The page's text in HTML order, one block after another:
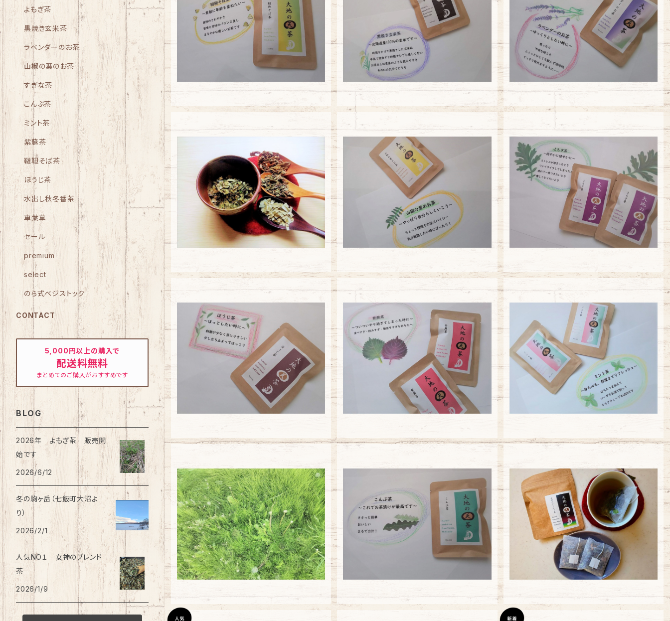
【大袋】韃靼そば茶
¥5,940
【大袋】黒焼き玄米茶
¥5,940
【大袋】ラベンダーのお茶
¥5,940
【大袋】車葉草
¥5,940
【大袋】山椒の葉のお茶
¥5,940
【大袋】新よもぎ茶
¥5,940
【大袋】ほうじ茶
¥5,940
【大袋】紫蘇茶
¥5,940
【大袋】ミント茶
¥5,940
【大袋】すぎな茶
¥5,940
【大袋】こんぶ茶
¥5,940
女神のブレンド茶3バッグ
¥648
よもぎ茶
黒焼き玄米茶
ラベンダーのお茶
山椒の葉のお茶
すぎな茶
こんぶ茶
ミント茶
紫蘇茶
韃靼そば茶
ほうじ茶
水出し秋冬番茶
車葉草
セール
premium
select
のら式ベジストック
CONTACT
5,000円以上の購入で
配送料無料
まとめてのご購入がおすすめです
BLOG
2026年 よもぎ茶 販売開
始です
2026/6/12
冬の駒ヶ岳（七飯町大沼よ
り）
2026/2/1
人気NO１ 女神のブレンド
茶
2026/1/9